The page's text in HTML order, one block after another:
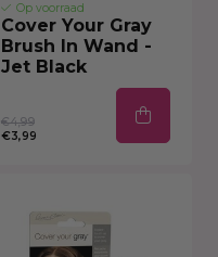
Op voorraad
Cover Your Gray
Brush In Wand -
Jet Black
€4,99
€3,99